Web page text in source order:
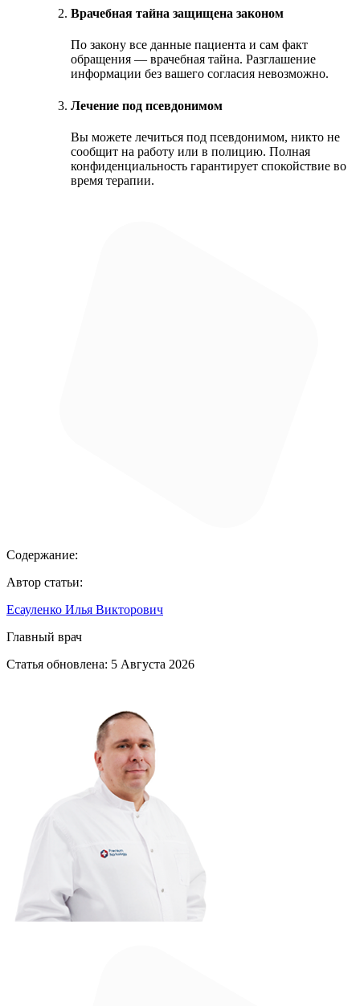
Врачебная тайна защищена законом
По закону все данные пациента и сам факт
обращения — врачебная тайна. Разглашение
информации без вашего согласия невозможно.
Лечение под псевдонимом
Вы можете лечиться под псевдонимом, никто не
сообщит на работу или в полицию. Полная
конфиденциальность гарантирует спокойствие во
время терапии.
Содержание:
Автор статьи:
Есауленко Илья Викторович
Главный врач
Статья обновлена: 5 Августа 2026